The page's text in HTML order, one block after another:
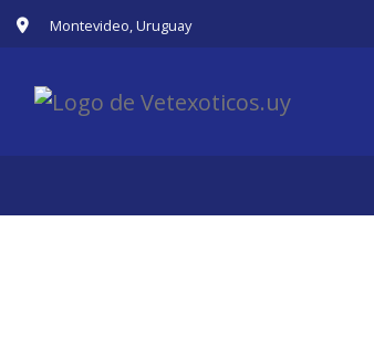
Montevideo, Uruguay